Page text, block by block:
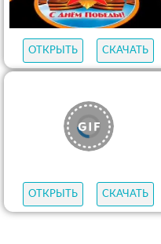
ОТКРЫТЬ СКАЧАТЬ